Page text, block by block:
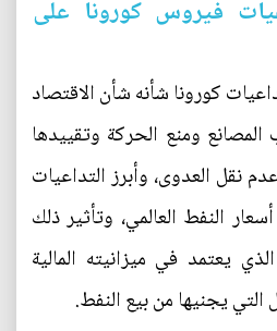
فيروس كورونا على
كورونا شأنه شأن الاقتصاد
ومنع الحركة وتقييدها
نقل العدوى، وأبرز التداعيات
النفط العالمي، وتأثير ذلك
يعتمد في ميزانيته المالية